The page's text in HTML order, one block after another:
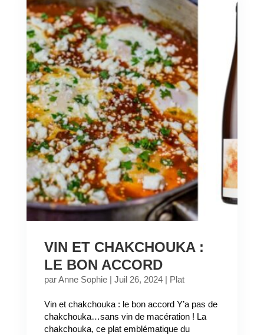
VIN ET CHAKCHOUKA :
LE BON ACCORD
parAnne Sophie| Juil 26, 2024| Plat
Vin et chakchouka : le bon accord Y’a pas de
chakchouka…sans vin de macération ! La
chakchouka, ce plat emblématique du